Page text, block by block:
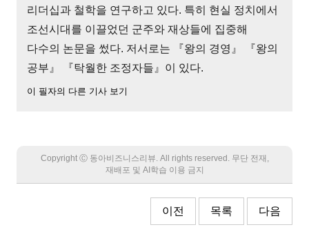
리더십과 철학을 연구하고 있다. 특히 현실 정치에서
조선시대를 이끌었던 군주와 재상들에 집중해
다수의 논문을 썼다. 저서로는 『왕의 경영』 『왕의
공부』 『탁월한 조정자들』이 있다.
이 필자의 다른 기사 보기
Copyright Ⓒ 동아비즈니스리뷰. All rights reserved. 무단 전재,
재배포 및 AI학습 이용 금지
이전 목록 다음